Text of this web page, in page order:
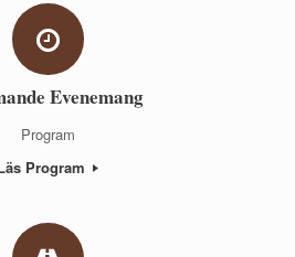
Evenemang
Program
Program